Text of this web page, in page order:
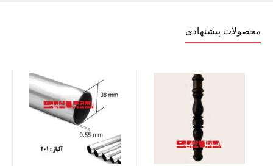
محصولات پیشنهادی